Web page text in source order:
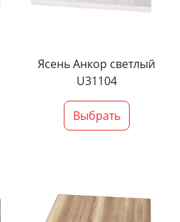
Ясень Анкор светлый
U31104
Выбрать